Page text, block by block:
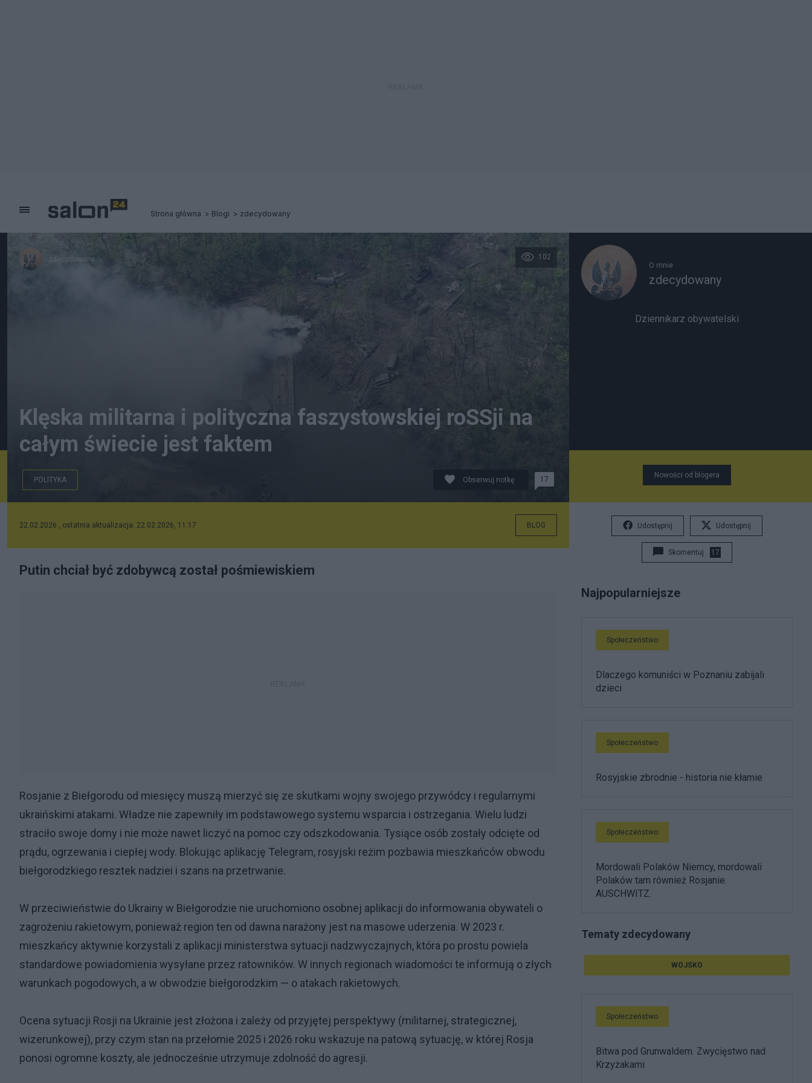
Strona główna Blogi zdecydowany
zdecydowany 102
Klęska militarna i polityczna faszystowskiej roSSji na
całym świecie jest faktem
POLITYKA Obserwuj notkę 17
22.02.2026 , ostatnia aktualizacja: 22.02.2026, 11:17 BLOG
Putin chciał być zdobywcą został pośmiewiskiem
Rosjanie z Biełgorodu od miesięcy muszą mierzyć się ze skutkami wojny swojego przywódcy i regularnymi
ukraińskimi atakami. Władze nie zapewniły im podstawowego systemu wsparcia i ostrzegania. Wielu ludzi
straciło swoje domy i nie może nawet liczyć na pomoc czy odszkodowania. Tysiące osób zostały odcięte od
prądu, ogrzewania i ciepłej wody. Blokując aplikację Telegram, rosyjski reżim pozbawia mieszkańców obwodu
biełgorodzkiego resztek nadziei i szans na przetrwanie.
W przeciwieństwie do Ukrainy w Biełgorodzie nie uruchomiono osobnej aplikacji do informowania obywateli o
zagrożeniu rakietowym, ponieważ region ten od dawna narażony jest na masowe uderzenia. W 2023 r.
mieszkańcy aktywnie korzystali z aplikacji ministerstwa sytuacji nadzwyczajnych, która po prostu powiela
standardowe powiadomienia wysyłane przez ratowników. W innych regionach wiadomości te informują o złych
warunkach pogodowych, a w obwodzie biełgorodzkim — o atakach rakietowych.
Ocena sytuacji Rosji na Ukrainie jest złożona i zależy od przyjętej perspektywy (militarnej, strategicznej,
wizerunkowej), przy czym stan na przełomie 2025 i 2026 roku wskazuje na patową sytuację, w której Rosja
ponosi ogromne koszty, ale jednocześnie utrzymuje zdolność do agresji.
O mnie
zdecydowany
Dziennikarz obywatelski
Nowości od blogera
Udostępnij Udostępnij
Skomentuj 17
Najpopularniejsze
Społeczeństwo
Dlaczego komuniści w Poznaniu zabijali
dzieci
Społeczeństwo
Rosyjskie zbrodnie - historia nie kłamie
Społeczeństwo
Mordowali Polaków Niemcy, mordowali
Polaków tam również Rosjanie.
AUSCHWITZ.
Tematy zdecydowany
WOJSKO
Społeczeństwo
Bitwa pod Grunwaldem. Zwycięstwo nad
Krzyżakami